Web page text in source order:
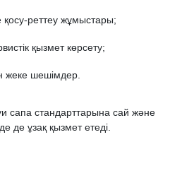
қосу-реттеу жұмыстары;
қызмет көрсету;
жеке шешімдер.
сапа стандарттарына сай және
де ұзақ қызмет етеді.